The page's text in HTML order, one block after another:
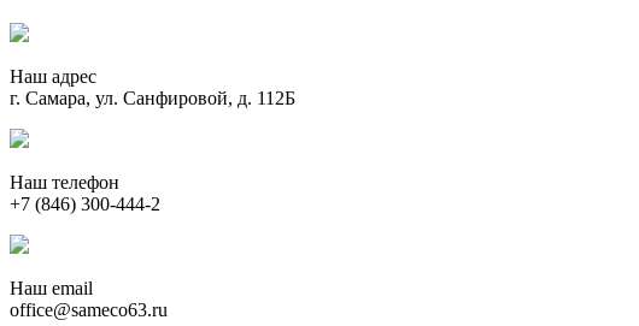
Наш адрес
г. Самара, ул. Санфировой, д. 112Б
Наш телефон
+7 (846) 300-444-2
Наш email
office@sameco63.ru